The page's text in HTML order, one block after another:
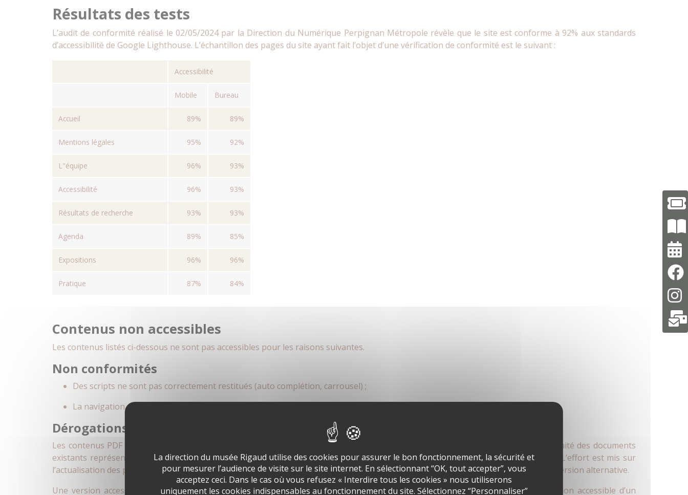
Résultats des tests
L’audit de conformité réalisé le 02/05/2024 par la Direction du Numérique Perpignan Métropole révèle que le site est conforme à 92% aux standards
d’accessibilité de Google Lighthouse. L’échantillon des pages du site ayant fait l’objet d’une vérification de conformité est le suivant :
Accessibilité
Mobile Bureau
Accueil 89% 89%
Mentions légales 95% 92%
L"équipe 96% 93%
Accessibilité 96% 93%
Résultats de recherche 93% 93%
Agenda 89% 85%
Expositions 96% 96%
Pratique 87% 84%
Contenus non accessibles
Les contenus listés ci-dessous ne sont pas accessibles pour les raisons suivantes.
Non conformités
Des scripts ne sont pas correctement restitués (auto complétion, carrousel) ;
La navigation principale n'est pas possible au clavier si la fenêtre est zoomée à 170% ou plus.
Dérogations pour charge disproportionnée
Les contenus PDF du site ne sont pas accessibles (manque ou absence de structure, problèmes de contraste). La mise en conformité des documents
existants représente une charge de travail et un coût disproportionnés par rapport à un contenu qui sera rapidement obsolète. L’effort est mis sur
l’actualisation des procédés de publication des futurs documents PDF afin qu’ils soient accessibles ou qu’ils puissent disposer d’une version alternative.
Une version accessible de certains documents ou une alternative accessible est disponible sur demande. Pour obtenir une version accessible d’un
La direction du musée Rigaud utilise des cookies pour assurer le bon fonctionnement, la sécurité et
pour mesurer l’audience de visite sur le site internet. En sélectionnant “OK, tout accepter”, vous
acceptez ceci. Dans le cas où vous refusez « Interdire tous les cookies » nous utiliserons
uniquement les cookies indispensables au fonctionnement du site. Sélectionnez “Personnaliser”